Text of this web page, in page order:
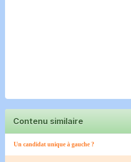
Contenu similaire
Un candidat unique à gauche ?